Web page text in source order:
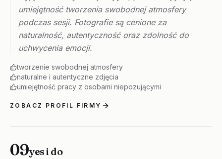
umiejętność tworzenia swobodnej atmosfery
podczas sesji. Fotografie są cenione za
naturalność, autentyczność oraz zdolność do
uchwycenia emocji.
tworzenie swobodnej atmosfery
naturalne i autentyczne zdjęcia
umiejętność pracy z osobami niepozującymi
ZOBACZ PROFIL FIRMY
09yes i do